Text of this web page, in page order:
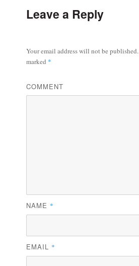
Leave a Reply
Your email address will not be published.
marked *
COMMENT
NAME *
EMAIL *